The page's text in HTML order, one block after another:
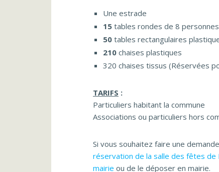
Une estrade
15 tables rondes de 8
50 tables rectangulaires
210 chaises plastiques
320 chaises tissus (Réservées
TARIFS :
Particuliers habitant la commune
Associations ou particuliers hors
Si vous souhaitez faire une
réservation de la salle des fêtes de
mairie ou de le déposer en mairie.